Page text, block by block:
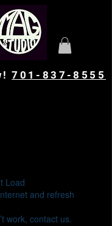
701-837-8555
Load
and refresh
work, contact us.